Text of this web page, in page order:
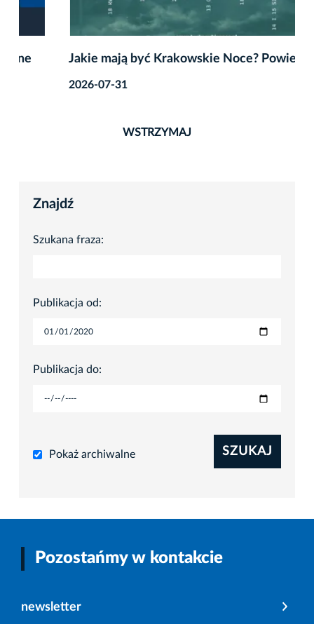
Jakie mają być Krakowskie Noce? Powiedz nam!
2026-07-31
WSTRZYMAJ
Znajdź
Szukana fraza:
Publikacja od:
Publikacja do:
Pokaż archiwalne SZUKAJ
Pozostańmy w kontakcie
newsletter